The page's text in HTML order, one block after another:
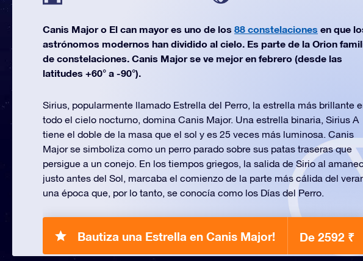
Canis Major o El can mayor es uno de los 88 constelaciones en que
astrónomos modernos han dividido al cielo. Es parte de la Orion
de constelaciones. Canis Major se ve mejor en febrero (desde las
latitudes +60° a -90°).
Sirius, popularmente llamado Estrella del Perro, la estrella más brillante
todo el cielo nocturno, domina Canis Major. Una estrella binaria, Sirius A
tiene el doble de la masa que el sol y es 25 veces más luminosa. Canis
Major se simboliza como un perro parado sobre sus patas traseras que
persigue a un conejo. En los tiempos griegos, la salida de Sirio al
justo antes del Sol, marcaba el comienzo de la parte más cálida del
una época que, por lo tanto, se conocía como los Días del Perro.
Bautiza una Estrella en Canis Major! De 2592 ₹